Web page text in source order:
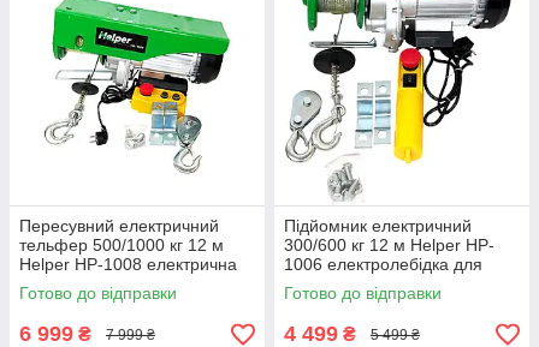
Пересувний електричний
тельфер 500/1000 кг 12 м
Helper HP-1008 електрична
лебідка з пультом
Готово до відправки
6 999 ₴ 7 999 ₴
Підйомник електричний
300/600 кг 12 м Helper HP-
1006 електролебідка для
будівництва електротельфер
Готово до відправки
4 499 ₴ 5 499 ₴